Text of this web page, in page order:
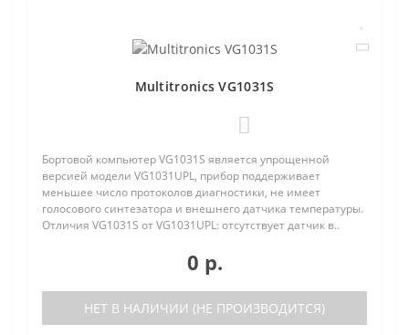
Multitronics VG1031S
Бортовой компьютер VG1031S является упрощенной
версией модели VG1031UPL, прибор поддерживает
меньшее число протоколов диагностики, не имеет
голосового синтезатора и внешнего датчика температуры.
Отличия VG1031S от VG1031UPL: отсутствует датчик в..
0 р.
НЕТ В НАЛИЧИИ (НЕ ПРОИЗВОДИТСЯ)